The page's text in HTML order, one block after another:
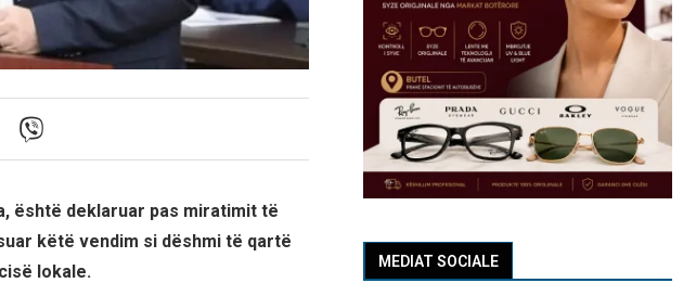
është deklaruar pas miratimit të
këtë vendim si dëshmi të qartë
lokale.
MEDIAT SOCIALE